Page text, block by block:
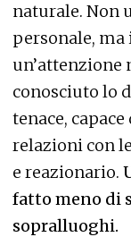
naturale. Non
personale,
un’attenzione
conosciuto lo
tenace,
relazioni con
e reazionario.
fatto meno di
sopralluoghi.